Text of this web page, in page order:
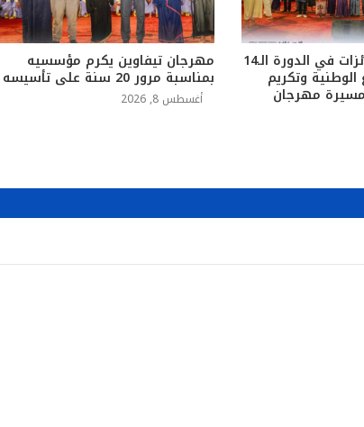
أملن.. تتويج الفائزات في الدورة الـ14
الوطنية وتكريم
مهرجان
مهرجان تيفاوين يكرم مؤسسيه
بمناسبة مرور 20 سنة على تأسيسه
أغسطس 8, 2026